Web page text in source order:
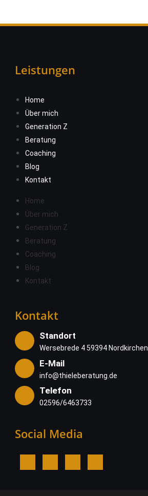
Leistungen
Home
Über mich
Generation Z
Beratung
Coaching
Blog
Kontakt
Home
Über mich
Generation Z
Beratung
Coaching
Blog
Kontakt
Kontakt
Standort
Wersebrede 4 59394 Nordkirchen
E-Mail
info@thieleberatung.de
Telefon
02596/6463733
Social Media